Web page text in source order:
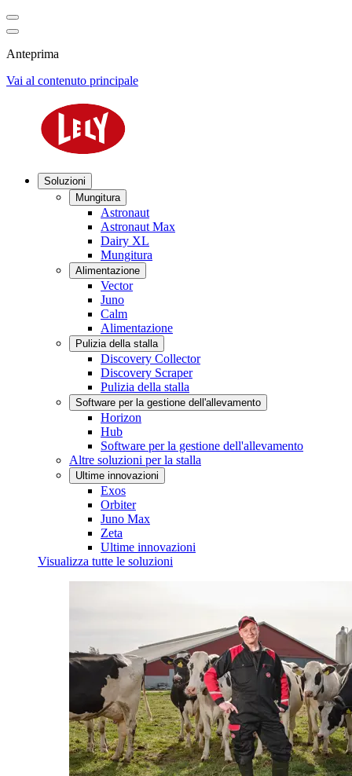
Anteprima
Vai al contenuto principale
Soluzioni
Mungitura
Astronaut
Astronaut Max
Dairy XL
Mungitura
Alimentazione
Vector
Juno
Calm
Alimentazione
Pulizia della stalla
Discovery Collector
Discovery Scraper
Pulizia della stalla
Software per la gestione dell'allevamento
Horizon
Hub
Software per la gestione dell'allevamento
Altre soluzioni per la stalla
Ultime innovazioni
Exos
Orbiter
Juno Max
Zeta
Ultime innovazioni
Visualizza tutte le soluzioni